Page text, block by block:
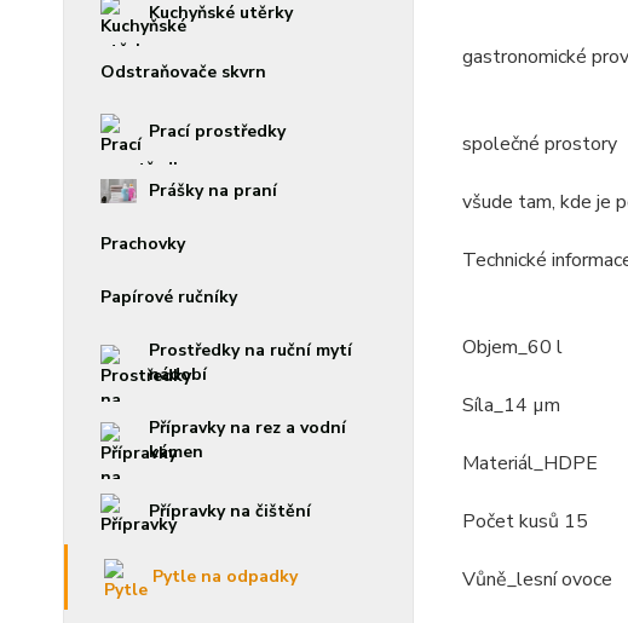
Kuchyňské utěrky
Odstraňovače skvrn
Prací prostředky
Prášky na praní
Prachovky
Papírové ručníky
Prostředky na ruční mytí
nádobí
Přípravky na rez a vodní
kámen
Přípravky na čištění
Pytle na odpadky
gastronomické
společné prostory
všude tam, kde je
Technické
Objem_60 l
Síla_14 µm
Materiál_HDPE
Počet kusů 15
Vůně_lesní ovoce